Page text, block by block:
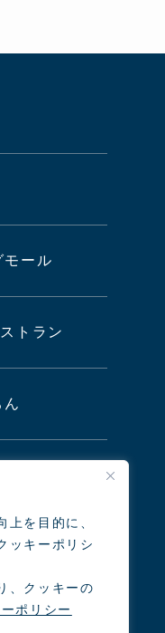
上を目的に、
ッキーポリシ
、クッキーの
ポリシー
モール
トラン
ジウム